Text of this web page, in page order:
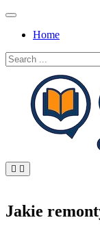
Skip
contentHome
Search
for:
Jakie